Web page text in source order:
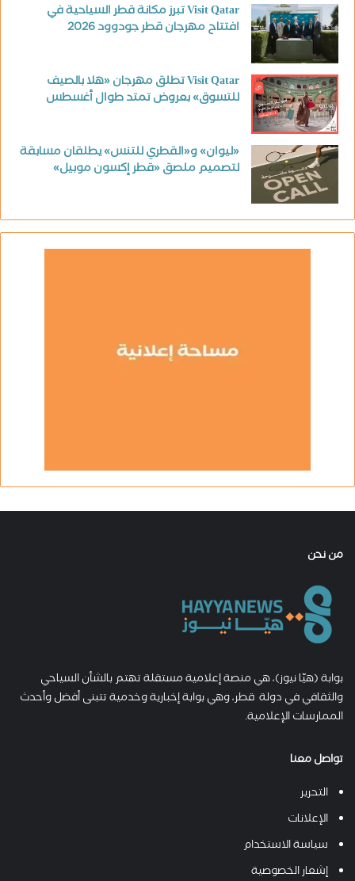
Visit Qatar تبرز مكانة قطر السياحية في
افتتاح مهرجان قطر جودوود 2026
Visit Qatar تطلق مهرجان «هلا بالصيف
للتسوق» بعروض تمتد طوال أغسطس
«ليوان» و«القطري للتنس» يطلقان مسابقة
لتصميم ملصق «قطر إكسون موبيل»
من نحن
بوابة (هيّا نيوز)، هي منصة إعلامية مستقلة تهتم بالشأن السياحي
والثقافي في دولة قطر، وهي بوابة إخبارية وخدمية تتبنى أفضل وأحدث
الممارسات الإعلامية.
تواصل معنا
التحرير
الإعلانات
سياسة الاستخدام
إشعار الخصوصية